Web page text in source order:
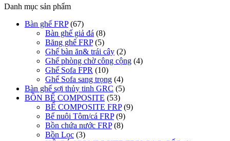
Danh mục sản phẩm
Bàn ghế FRP (67)
Bàn ghế giả đá (8)
Băng ghế FRP (5)
Ghế bàn ăn& trái cây (2)
Ghế phòng chờ công cộng (4)
Ghế Sofa FPR (10)
Ghế Sofa sang trọng (4)
Bàn ghế sợi thủy tinh GRC (5)
BỒN BỂ COMPOSITE (53)
BỂ COMPOSITE FRP (9)
Bể nuôi Tôm/cá FRP (9)
Bồn chứa nước FRP (8)
Bồn Lọc (3)